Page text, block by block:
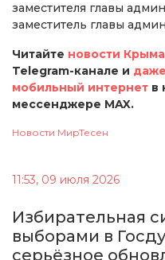
заместителя главы
заместитель главы
Читайте новости Крыма
Telegram-канале и
мобильный интернет в
мессенджере MAX.
Новости МирТесен
11:53, 09 июля 2026
Избирательная
выборами в
серьёзное